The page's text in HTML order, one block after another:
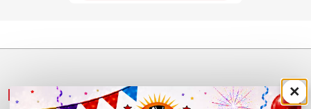
NOS PRODUITS ×